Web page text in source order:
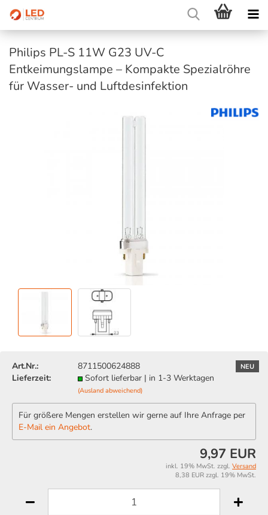
Philips PL-S 11W G23 UV-C
Entkeimungslampe – Kompakte Spezialröhre
für Wasser- und Luftdesinfektion
NEU
Art.Nr.:
8711500624888
Lieferzeit:
Sofort lieferbar | in 1-3 Werktagen
(Ausland abweichend)
Für größere Mengen erstellen wir gerne auf Ihre Anfrage per
E-Mail ein Angebot.
9,97 EUR
inkl. 19% MwSt. zzgl. Versand
8,38 EUR zzgl. 19% MwSt.